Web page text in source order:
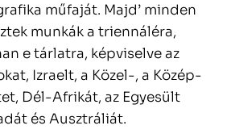
műfaját. Majd’ minden
munkák a triennáléra,
e tárlatra, képviselve az
Izraelt, a Közel-, a Közép-
Dél-Afrikát, az Egyesült
és Ausztráliát.